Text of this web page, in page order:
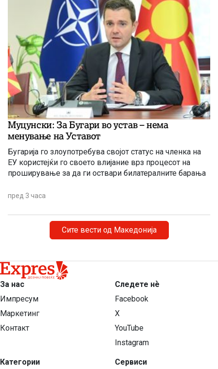
Муцунски: За Бугари во устав – нема
менување на Уставот
Бугарија го злоупотребува својот статус на членка на
ЕУ користејќи го своето влијание врз процесот на
проширување за да ги оствари билатералните барања
пред 3 часа
Сите вести од Македонија
За нас
Импресум
Маркетинг
Контакт
Категории
Следете нѐ
Facebook
X
YouTube
Instagram
Сервиси